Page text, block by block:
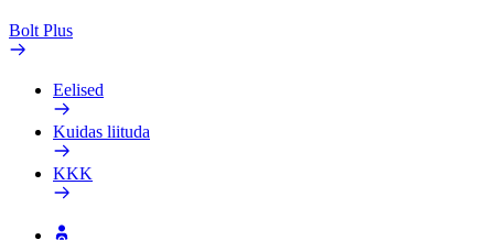
Bolt Plus
Eelised
Kuidas liituda
KKK